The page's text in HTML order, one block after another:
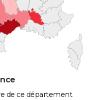
de ce département